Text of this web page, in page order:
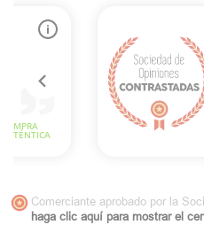
Comerciante aprobado por la
haga clic aquí para mostrar el